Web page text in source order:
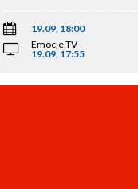
19.09, 18:00
Emocje TV
19.09, 17:55